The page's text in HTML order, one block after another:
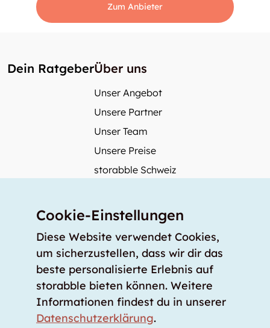
Zum Anbieter
Dein RatgeberÜber uns
Unser Angebot
Unsere Partner
Unser Team
Unsere Preise
storabble Schweiz
Mehr über storabble
Medienbeiträge
Wie gross muss ein Lagerraum sein?
Was kostet ein Lagerraum?
Für Lageranbieter
Cookie-Einstellungen
Diese Website verwendet Cookies,
um sicherzustellen, dass wir dir das
beste personalisierte Erlebnis auf
storabble bieten können. Weitere
Informationen findest du in unserer
Datenschutzerklärung.